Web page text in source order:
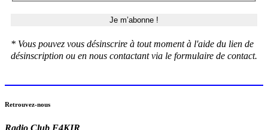
* Vous pouvez vous désinscrire à tout moment à l'aide du lien de
désinscription ou en nous contactant via le formulaire de contact.
Retrouvez-nous